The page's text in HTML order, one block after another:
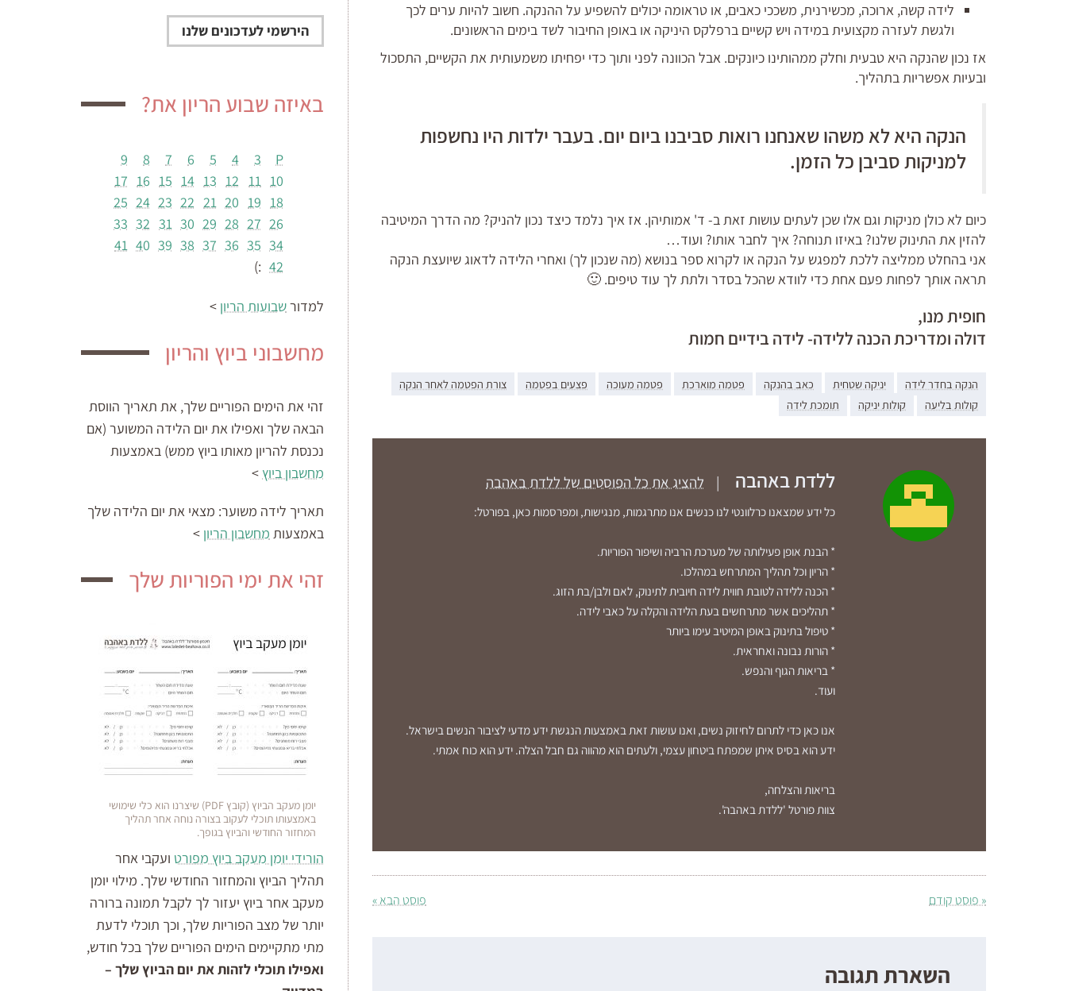
לידה קשה, ארוכה, מכשירנית, משככי כאבים, או טראומה יכולים להשפיע על ההנקה. חשוב להיות ערים לכך
ולגשת לעזרה מקצועית במידה ויש קשיים ברפלקס היניקה או באופן החיבור לשד בימים הראשונים.
אז נכון שהנקה היא טבעית וחלק ממהותינו כיונקים. אבל הכוונה לפני ותוך כדי יפחיתו משמעותית את הקשיים, התסכול
ובעיות אפשריות בתהליך.
הנקה היא לא משהו שאנחנו רואות סביבנו ביום יום. בעבר ילדות היו נחשפות
למניקות סביבן כל הזמן.
כיום לא כולן מניקות וגם אלו שכן לעתים עושות זאת ב- ד' אמותיהן. אז איך נלמד כיצד נכון להניק? מה הדרך המיטיבה
להזין את התינוק שלנו? באיזו תנוחה? איך לחבר אותו? ועוד…
אני בהחלט ממליצה ללכת למפגש על הנקה או לקרוא ספר בנושא (מה שנכון לך) ואחרי הלידה לדאוג שיועצת הנקה
תראה אותך לפחות פעם אחת כדי לוודא שהכל בסדר ולתת לך עוד טיפים. 🙂
חופית מנו,
דולה ומדריכת הכנה ללידה- לידה בידיים חמות
הנקה בחדר לידה יניקה שטחית כאב בהנקה פטמה מוארכת פטמה מעוכה פצעים בפטמה
צורת הפטמה לאחר הנקה
קולות בליעה
קולות יניקה תומכת לידה
ללדת באהבה | להציג את כל הפוסטים של ללדת באהבה
כל ידע שמצאנו כרלוונטי לנו כנשים אנו מתרגמות, מנגישות, ומפרסמות כאן, בפורטל:
* הבנת אופן פעילותה של מערכת הרביה ושיפור הפוריות.
* הריון וכל תהליך המתרחש במהלכו.
* הכנה ללידה לטובת חווית לידה חיובית לתינוק, לאם ולבן/בת הזוג.
* תהליכים אשר מתרחשים בעת הלידה והקלה על כאבי לידה.
* טיפול בתינוק באופן המיטיב עימו ביותר
* הורות נבונה ואחראית.
* בריאות הגוף והנפש.
ועוד.
אנו כאן כדי לתרום לחיזוק נשים, ואנו עושות זאת באמצעות הנגשת ידע מדעי לציבור הנשים בישראל.
ידע הוא בסיס איתן שמפתח ביטחון עצמי, ולעתים הוא מהווה גם חבל הצלה. ידע הוא כוח אמתי.
בריאות והצלחה,
צוות פורטל 'ללדת באהבה'.
« פוסט קודם פוסט הבא »
השארת תגובה
באיזה שבוע הריון את?
P
3
4
5
6
7
8
9
10
11
12
13
14
15
16
17
18
19
20
21
22
23
24
25
26
27
28
29
30
31
32
33
34
35
36
37
38
39
40
41
42
:)
למדורשבועות הריון >
מחשבוני ביוץ והריון
זהי את הימים הפוריים שלך, את תאריך הווסת
הבאה שלך ואפילו את יום הלידה המשוער (אם
נכנסת להריון מאותו ביוץ ממש) באמצעות
מחשבון ביוץ >
תאריך לידה משוער: מצאי את יום הלידה שלך
באמצעות מחשבון הריון >
זהי את ימי הפוריות שלך
יומן מעקב הביוץ (קובץ PDF) שיצרנו הוא כלי שימושי
באמצעותו תוכלי לעקוב בצורה נוחה אחר תהליך
המחזור החודשי והביוץ בגופך.
הורידי יומן מעקב ביוץ מפורט ועקבי אחר
תהליך הביוץ והמחזור החודשי שלך. מילוי יומן
מעקב אחר ביוץ יעזור לך לקבל תמונה ברורה
יותר של מצב הפוריות שלך, וכך תוכלי לדעת
מתי מתקיימים הימים הפוריים שלך בכל חודש,
ואפילו תוכלי לזהות את יום הביוץ שלך –